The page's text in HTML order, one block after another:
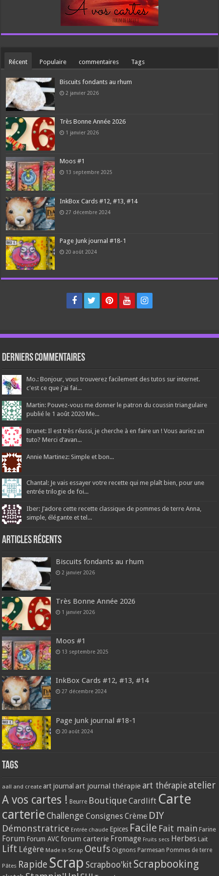
Récent Populaire commentaires Tags
Biscuits fondants au rhum
2 janvier 2026
Très Bonne Année 2026
1 janvier 2026
Moos #1
13 septembre 2025
InkBox Cards #12, #13, #14
27 décembre 2024
Page Junk journal #18-1
20 août 2024
Derniers Commentaires
Mo.: Bonjour, vous trouverez facilement des tutos sur internet.
c'est ce que j'ai fai...
Martin: Pouvez-vous me donner le patron du coussin triangulaire
publié le 1 août 2020 Me...
Brunet: Il est très réussi, je cherche à en faire un ! Vous auriez un
tuto? Merci d’avan...
Annie Martinez: Simple et bon...
Chantal: Je vais essayer votre recette qui me plaît bien, pour une
entrée trilogie de foi...
Iber: J’adore cette recette classique de pommes de terre Anna,
simple, élégante et tel...
Articles récents
Biscuits fondants au rhum
2 janvier 2026
Très Bonne Année 2026
1 janvier 2026
Moos #1
13 septembre 2025
InkBox Cards #12, #13, #14
27 décembre 2024
Page Junk journal #18-1
20 août 2024
Tags
aall and create art journal art journal thérapie art thérapie atelier
A vos cartes ! Beurre Boutique Cardlift Carte
carterie Challenge Consignes Crème DIY
Démonstratrice Entrée chaude Epices Facile Fait main Farine
Forum Forum AVC forum carterie Fromage Fruits secs Herbes Lait
Lift Légère Made in Scrap Oeufs Oignons Parmesan Pommes de terre
Pâtes Rapide Scrap Scrapboo'kit Scrapbooking